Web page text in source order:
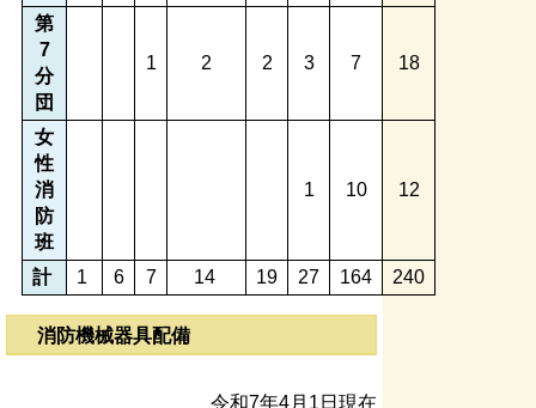
第
7
分
団
1 2 2 3 7 18
女
性
消
防
班
1 10 12
計 1 6 7 14 19 27 164 240
消防機械器具配備
令和7年4月1日現在